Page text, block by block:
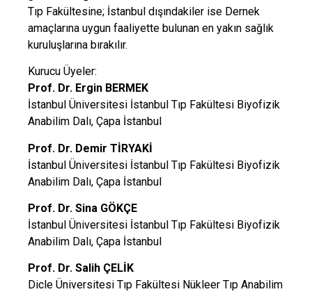
Tıp Fakültesine; İstanbul dışındakiler ise Dernek
amaçlarına uygun faaliyette bulunan en yakın sağlık
kuruluşlarına bırakılır.
Kurucu Üyeler:
Prof. Dr. Ergin BERMEK
İstanbul Üniversitesi İstanbul Tıp Fakültesi Biyofizik
Anabilim Dalı, Çapa İstanbul
Prof. Dr. Demir TİRYAKİ
İstanbul Üniversitesi İstanbul Tıp Fakültesi Biyofizik
Anabilim Dalı, Çapa İstanbul
Prof. Dr. Sina GÖKÇE
İstanbul Üniversitesi İstanbul Tıp Fakültesi Biyofizik
Anabilim Dalı, Çapa İstanbul
Prof. Dr. Salih ÇELİK
Dicle Üniversitesi Tıp Fakültesi Nükleer Tıp Anabilim